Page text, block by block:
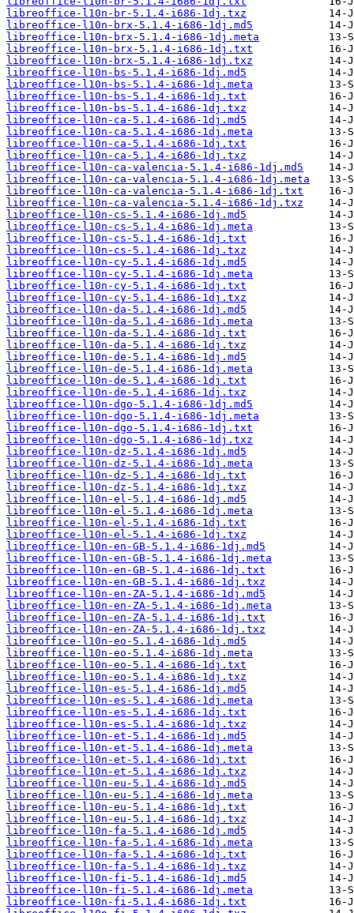
libreoffice-l10n-br-5.1.4-i686-1dj.txz
libreoffice-l10n-brx-5.1.4-i686-1dj.md5
libreoffice-l10n-brx-5.1.4-i686-1dj.meta
libreoffice-l10n-brx-5.1.4-i686-1dj.txt
libreoffice-l10n-brx-5.1.4-i686-1dj.txz
libreoffice-l10n-bs-5.1.4-i686-1dj.md5
libreoffice-l10n-bs-5.1.4-i686-1dj.meta
libreoffice-l10n-bs-5.1.4-i686-1dj.txt
libreoffice-l10n-bs-5.1.4-i686-1dj.txz
libreoffice-l10n-ca-5.1.4-i686-1dj.md5
libreoffice-l10n-ca-5.1.4-i686-1dj.meta
libreoffice-l10n-ca-5.1.4-i686-1dj.txt
libreoffice-l10n-ca-5.1.4-i686-1dj.txz
libreoffice-l10n-ca-valencia-5.1.4-i686-1dj.md5
libreoffice-l10n-ca-valencia-5.1.4-i686-1dj.meta
libreoffice-l10n-ca-valencia-5.1.4-i686-1dj.txt
libreoffice-l10n-ca-valencia-5.1.4-i686-1dj.txz
libreoffice-l10n-cs-5.1.4-i686-1dj.md5
libreoffice-l10n-cs-5.1.4-i686-1dj.meta
libreoffice-l10n-cs-5.1.4-i686-1dj.txt
libreoffice-l10n-cs-5.1.4-i686-1dj.txz
libreoffice-l10n-cy-5.1.4-i686-1dj.md5
libreoffice-l10n-cy-5.1.4-i686-1dj.meta
libreoffice-l10n-cy-5.1.4-i686-1dj.txt
libreoffice-l10n-cy-5.1.4-i686-1dj.txz
libreoffice-l10n-da-5.1.4-i686-1dj.md5
libreoffice-l10n-da-5.1.4-i686-1dj.meta
libreoffice-l10n-da-5.1.4-i686-1dj.txt
libreoffice-l10n-da-5.1.4-i686-1dj.txz
libreoffice-l10n-de-5.1.4-i686-1dj.md5
libreoffice-l10n-de-5.1.4-i686-1dj.meta
libreoffice-l10n-de-5.1.4-i686-1dj.txt
libreoffice-l10n-de-5.1.4-i686-1dj.txz
libreoffice-l10n-dgo-5.1.4-i686-1dj.md5
libreoffice-l10n-dgo-5.1.4-i686-1dj.meta
libreoffice-l10n-dgo-5.1.4-i686-1dj.txt
libreoffice-l10n-dgo-5.1.4-i686-1dj.txz
libreoffice-l10n-dz-5.1.4-i686-1dj.md5
libreoffice-l10n-dz-5.1.4-i686-1dj.meta
libreoffice-l10n-dz-5.1.4-i686-1dj.txt
libreoffice-l10n-dz-5.1.4-i686-1dj.txz
libreoffice-l10n-el-5.1.4-i686-1dj.md5
libreoffice-l10n-el-5.1.4-i686-1dj.meta
libreoffice-l10n-el-5.1.4-i686-1dj.txt
libreoffice-l10n-el-5.1.4-i686-1dj.txz
libreoffice-l10n-en-GB-5.1.4-i686-1dj.md5
libreoffice-l10n-en-GB-5.1.4-i686-1dj.meta
libreoffice-l10n-en-GB-5.1.4-i686-1dj.txt
libreoffice-l10n-en-GB-5.1.4-i686-1dj.txz
libreoffice-l10n-en-ZA-5.1.4-i686-1dj.md5
libreoffice-l10n-en-ZA-5.1.4-i686-1dj.meta
libreoffice-l10n-en-ZA-5.1.4-i686-1dj.txt
libreoffice-l10n-en-ZA-5.1.4-i686-1dj.txz
libreoffice-l10n-eo-5.1.4-i686-1dj.md5
libreoffice-l10n-eo-5.1.4-i686-1dj.meta
libreoffice-l10n-eo-5.1.4-i686-1dj.txt
libreoffice-l10n-eo-5.1.4-i686-1dj.txz
libreoffice-l10n-es-5.1.4-i686-1dj.md5
libreoffice-l10n-es-5.1.4-i686-1dj.meta
libreoffice-l10n-es-5.1.4-i686-1dj.txt
libreoffice-l10n-es-5.1.4-i686-1dj.txz
libreoffice-l10n-et-5.1.4-i686-1dj.md5
libreoffice-l10n-et-5.1.4-i686-1dj.meta
libreoffice-l10n-et-5.1.4-i686-1dj.txt
libreoffice-l10n-et-5.1.4-i686-1dj.txz
libreoffice-l10n-eu-5.1.4-i686-1dj.md5
libreoffice-l10n-eu-5.1.4-i686-1dj.meta
libreoffice-l10n-eu-5.1.4-i686-1dj.txt
libreoffice-l10n-eu-5.1.4-i686-1dj.txz
libreoffice-l10n-fa-5.1.4-i686-1dj.md5
libreoffice-l10n-fa-5.1.4-i686-1dj.meta
libreoffice-l10n-fa-5.1.4-i686-1dj.txt
libreoffice-l10n-fa-5.1.4-i686-1dj.txz
libreoffice-l10n-fi-5.1.4-i686-1dj.md5
libreoffice-l10n-fi-5.1.4-i686-1dj.meta
libreoffice-l10n-fi-5.1.4-i686-1dj.txt